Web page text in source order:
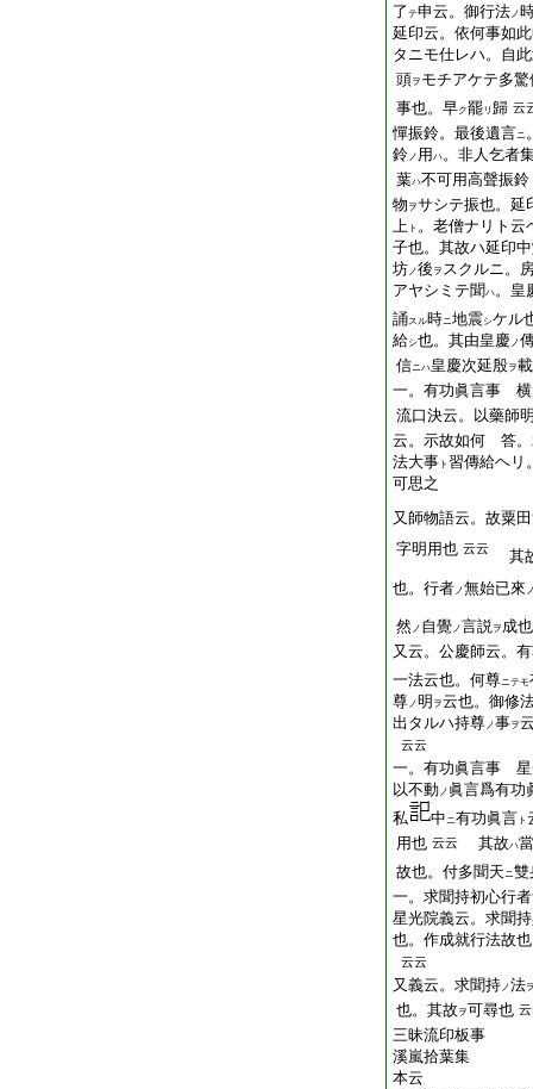
了 テ申云。御行法ノ
延印云。依何事如
タニモ仕レハ。自
頭ヲ モチアケテ多驚
事也。早ク罷 リ 歸 云
憚振鈴。最後遺言ニ
鈴ノ 用 ハ。非人乞者
葉ハ不可用高聲振鈴
物 ヲサシテ振也。延
上 ト 。老僧ナリト云
子也。其故ハ延印
坊ノ後 ヲ スクルニ。
アヤシミテ聞ハ。皇
誦スル時ニ地震シケル
給シ也。其由皇慶 ノ
信ニハ皇慶次延殷ヲ
一。有功眞言事 横
流口決云。以藥師
云。示故如何 答。
法大事 ト 習傳給ヘリ
可思之
又師物語云。故粟
字明用也 云云
其
也。行者ノ無始已來
然ノ 自覺ノ言説ヲ 成
又云。公慶師云。
一法云也。何尊ニテモ
尊ノ明 ヲ云也。御修
出タルハ持尊ノ事ヲ
云云
一。有功眞言事 星
以不動ノ 眞言爲有功
私
中ニ有功眞言 ト
用也 云云 其故ハ
故也。付多聞天ニ雙
一。求聞持初心行
星光院義云。求聞
也。作成就行法故
云云
又義云。求聞持ノ法
也。其故 ヲ可尋也
三昧流印板事
溪嵐拾葉集
本云